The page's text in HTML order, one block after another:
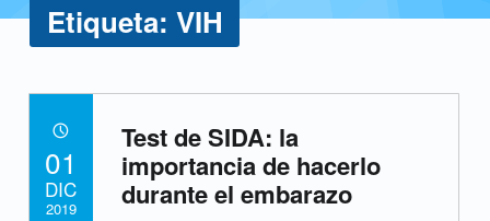
Etiqueta: VIH
E
Test de SIDA: la
importancia de hacerlo
durante el embarazo
01
DIC
2019